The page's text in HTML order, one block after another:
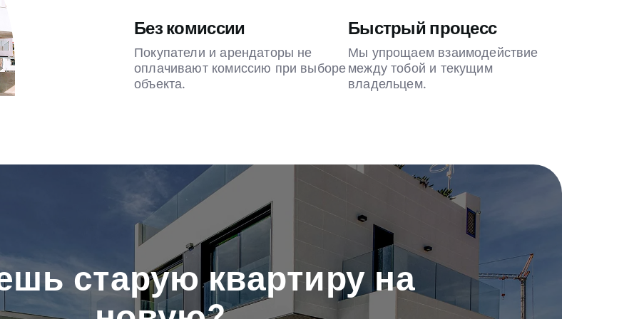
Без комиссии
Покупатели и арендаторы не
оплачивают комиссию при выборе
объекта.
Быстрый процесс
Мы упрощаем взаимодействие
между тобой и текущим
владельцем.
старую квартиру на